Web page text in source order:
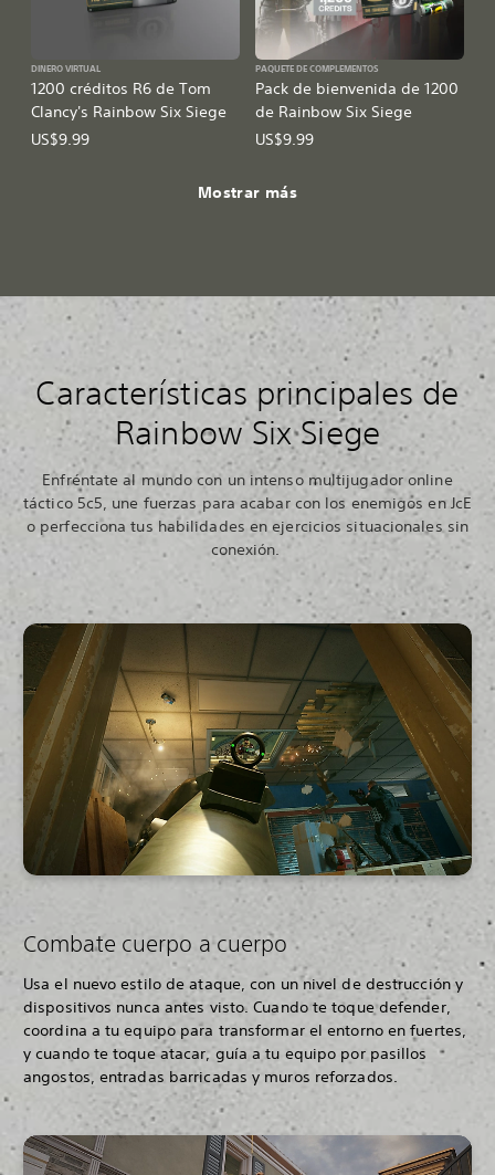
1200 créditos R6 de Tom
Clancy's Rainbow Six Siege
DINERO VIRTUAL
US$9.99
Pack de bienvenida de 1200
de Rainbow Six Siege
PAQUETE DE COMPLEMENTOS
US$9.99
Mostrar más
Características principales de
Rainbow Six Siege
Enfréntate al mundo con un intenso multijugador online
táctico 5c5, une fuerzas para acabar con los enemigos en JcE
o perfecciona tus habilidades en ejercicios situacionales sin
conexión.
Combate cuerpo a cuerpo
Usa el nuevo estilo de ataque, con un nivel de destrucción y
dispositivos nunca antes visto. Cuando te toque defender,
coordina a tu equipo para transformar el entorno en fuertes,
y cuando te toque atacar, guía a tu equipo por pasillos
angostos, entradas barricadas y muros reforzados.